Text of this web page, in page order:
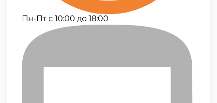
Пн-Пт с 10:00 до 18:00